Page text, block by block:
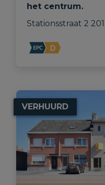
het centrum.
Stationsstraat 2
VERHUURD